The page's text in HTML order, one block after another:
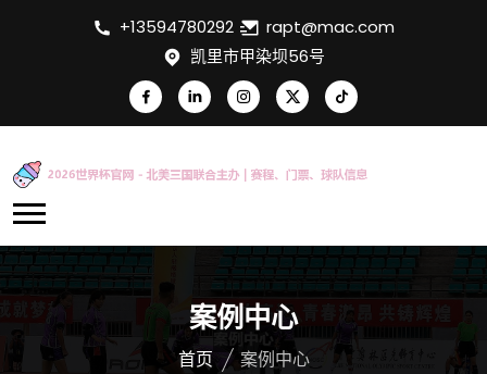
+13594780292
rapt@mac.com
凯里市甲染坝56号
案例中心
首页 案例中心